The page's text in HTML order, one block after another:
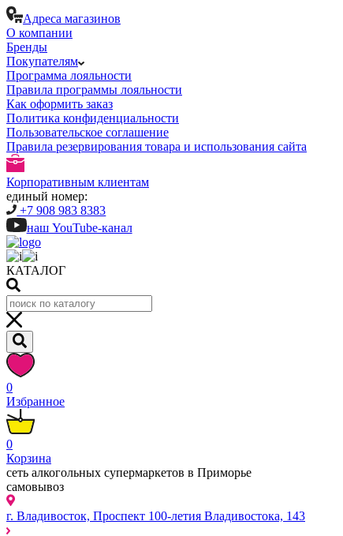
Адреса магазинов
О компании
Бренды
Покупателям
Программа лояльности
Правила программы лояльности
Как оформить заказ
Политика конфиденциальности
Пользовательское соглашение
Правила резервирования товара и использования сайта
Корпоративным клиентам
единый номер:
+7 908 983 8383
наш YouTube-канал
КАТАЛОГ
0
Избранное
0
Корзина
сеть алкогольных супермаркетов в Приморье
самовывоз
г. Владивосток, Проспект 100-летия Владивостока, 143